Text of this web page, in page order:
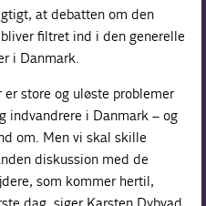
at debatten om den
filtret ind i den generelle
i Danmark.
store og uløste problemer
indvandrere i Danmark – og
om. Men vi skal skille
diskussion med de
som kommer hertil,
dag, siger Karsten Dybvad.